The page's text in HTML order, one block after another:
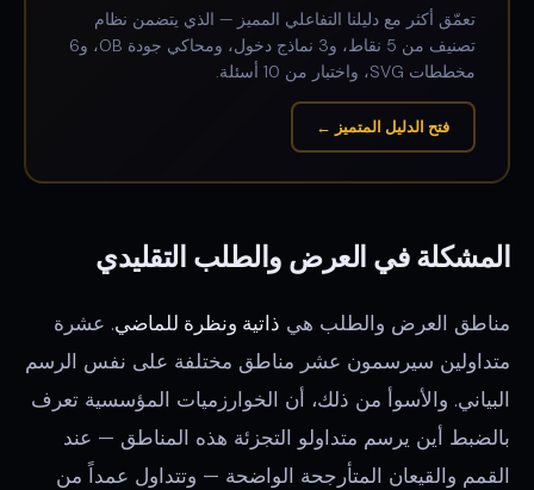
تعمّق أكثر مع دليلنا التفاعلي المميز — الذي يتضمن نظام
تصنيف من 5 نقاط، و3 نماذج دخول، ومحاكي جودة OB، و6
مخططات SVG، واختبار من 10 أسئلة.
فتح الدليل المتميز ←
المشكلة في العرض والطلب التقليدي
مناطق العرض والطلب هي ذاتية ونظرة للماضي. عشرة
متداولين سيرسمون عشر مناطق مختلفة على نفس الرسم
البياني. والأسوأ من ذلك، أن الخوارزميات المؤسسية تعرف
بالضبط أين يرسم متداولو التجزئة هذه المناطق — عند
القمم والقيعان المتأرجحة الواضحة — وتتداول عمداً من